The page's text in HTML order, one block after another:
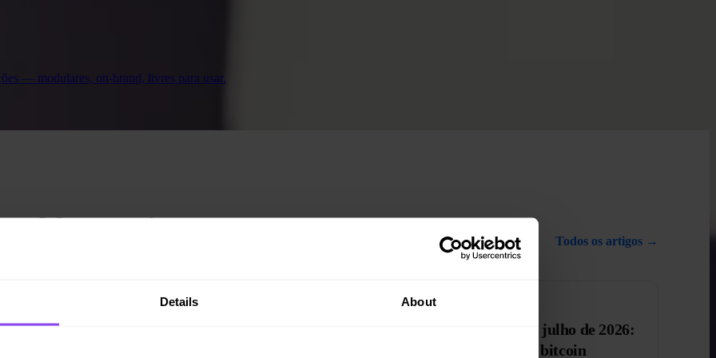
Details About
— modulares, on-brand, livres para usar.
blog Invity Todos os artigos →
Junho | Newsletter
A MiCA e o prazo de 1 de julho de 2026:
o que significa para o seu bitcoin